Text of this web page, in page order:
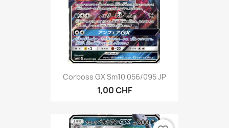
Corboss GX Sm10 056/095 JP
1,00 CHF